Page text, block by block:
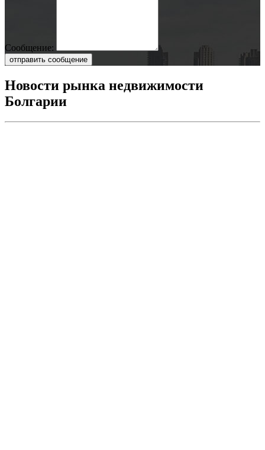
Сообщение:
отправить сообщение
Новости рынка недвижимости
Болгарии